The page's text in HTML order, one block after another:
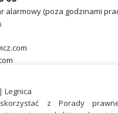
alarmowy (poza godzinami
Legnica
z Porady